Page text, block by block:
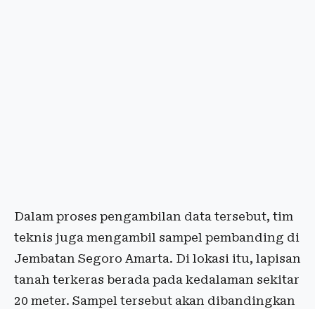
Dalam proses pengambilan data tersebut, tim
teknis juga mengambil sampel pembanding di
Jembatan Segoro Amarta. Di lokasi itu, lapisan
tanah terkeras berada pada kedalaman sekitar
20 meter. Sampel tersebut akan dibandingkan